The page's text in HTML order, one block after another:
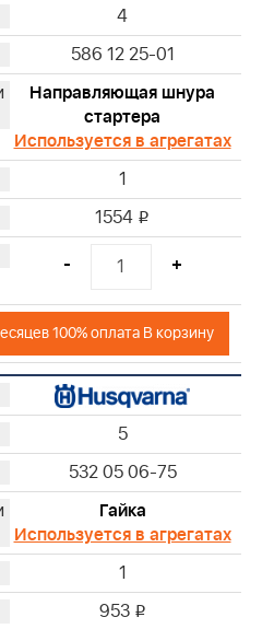
4
586 12 25-01
Направляющая шнура
стартера
Используется в агрегатах
1
1554 i
- +
100% оплата В корзину
5
532 05 06-75
Гайка
Используется в агрегатах
1
953 i